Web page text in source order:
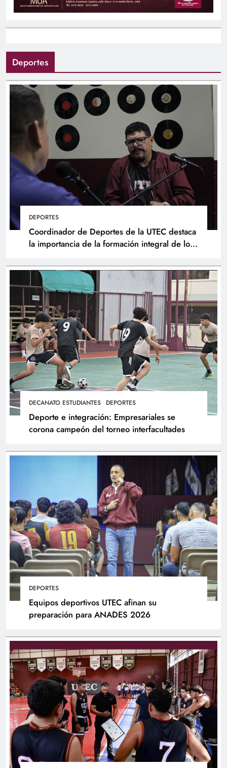
Deportes
DEPORTES
Coordinador de Deportes de la UTEC destaca
la importancia de la formación integral de los
DECANATO ESTUDIANTES DEPORTES
Deporte e integración: Empresariales se
corona campeón del torneo interfacultades
DEPORTES
Equipos deportivos UTEC afinan su
preparación para ANADES 2026